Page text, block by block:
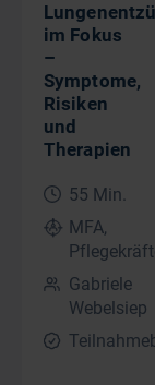
im Fokus
–
Symptome,
Risiken
und
Therapien​
55 Min.
MFA,
Pflegekräfte
Gabriele
Webelsiep